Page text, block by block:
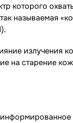
которого
называемая
излучения
на старение